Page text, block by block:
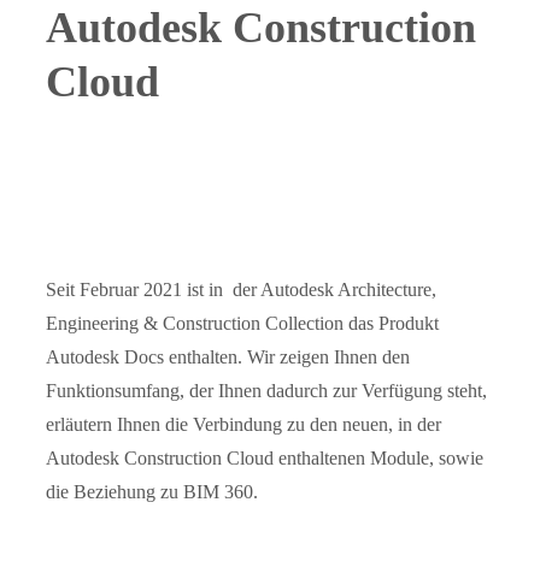
Autodesk Construction
Cloud
Seit Februar 2021 ist in der Autodesk Architecture,
Engineering & Construction Collection das Produkt
Autodesk Docs enthalten. Wir zeigen Ihnen den
Funktionsumfang, der Ihnen dadurch zur Verfügung steht,
erläutern Ihnen die Verbindung zu den neuen, in der
Autodesk Construction Cloud enthaltenen Module, sowie
die Beziehung zu BIM 360.